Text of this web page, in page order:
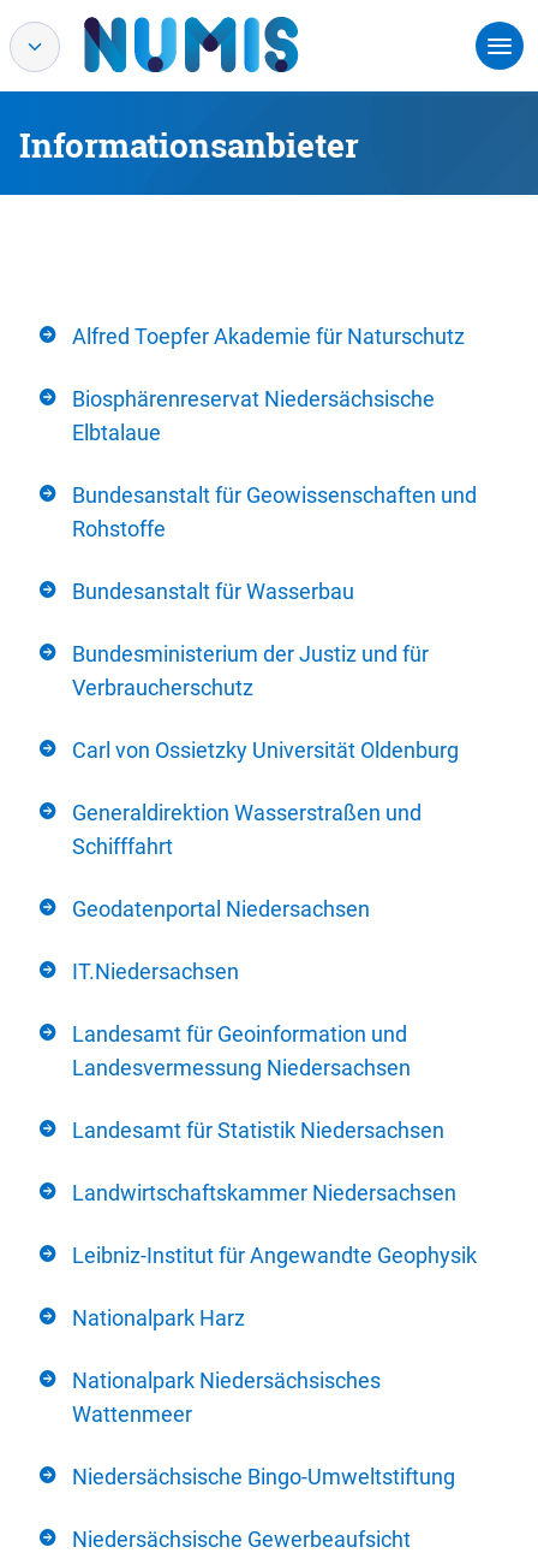
Informationsanbieter
Alfred Toepfer Akademie für Naturschutz
Biosphärenreservat Niedersächsische
Elbtalaue
Bundesanstalt für Geowissenschaften und
Rohstoffe
Bundesanstalt für Wasserbau
Bundesministerium der Justiz und für
Verbraucherschutz
Carl von Ossietzky Universität Oldenburg
Generaldirektion Wasserstraßen und
Schifffahrt
Geodatenportal Niedersachsen
IT.Niedersachsen
Landesamt für Geoinformation und
Landesvermessung Niedersachsen
Landesamt für Statistik Niedersachsen
Landwirtschaftskammer Niedersachsen
Leibniz-Institut für Angewandte Geophysik
Nationalpark Harz
Nationalpark Niedersächsisches
Wattenmeer
Niedersächsische Bingo-Umweltstiftung
Niedersächsische Gewerbeaufsicht